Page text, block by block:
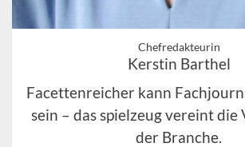
Chefredakteurin
Kerstin Barthel
Facettenreicher kann
sein – das spielzeug vereint
der Branche.